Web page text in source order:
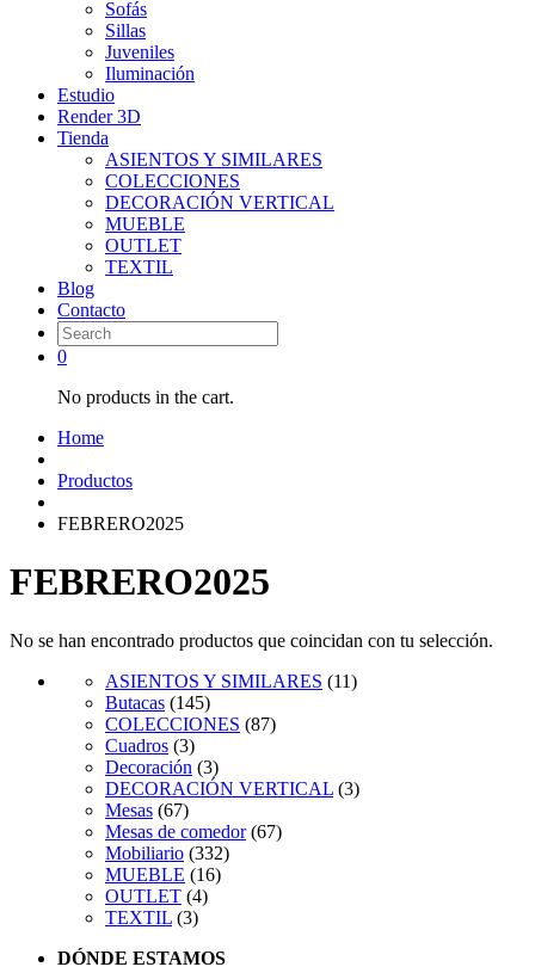
Sofás
Sillas
Juveniles
Iluminación
Estudio
Render 3D
Tienda
ASIENTOS Y SIMILARES
COLECCIONES
DECORACIÓN VERTICAL
MUEBLE
OUTLET
TEXTIL
Blog
Contacto
0
No products in the cart.
Home
Productos
FEBRERO2025
FEBRERO2025
No se han encontrado productos que coincidan con tu selección.
ASIENTOS Y SIMILARES (11)
Butacas (145)
COLECCIONES (87)
Cuadros (3)
Decoración (3)
DECORACIÓN VERTICAL (3)
Mesas (67)
Mesas de comedor (67)
Mobiliario (332)
MUEBLE (16)
OUTLET (4)
TEXTIL (3)
DÓNDE ESTAMOS